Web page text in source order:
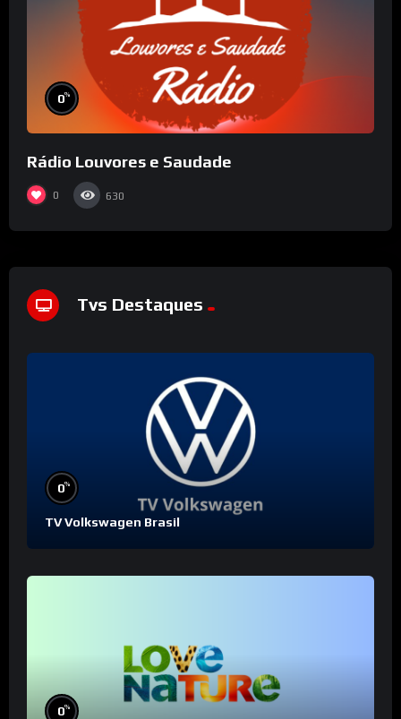
0%
Rádio Louvores e Saudade
0 630
Tvs Destaques
0%
TV Volkswagen Brasil
0%